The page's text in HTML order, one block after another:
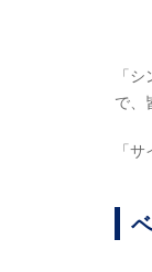
「
で、
「